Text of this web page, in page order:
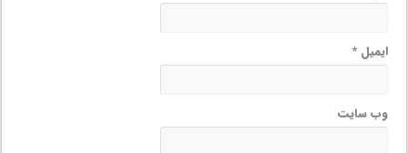
ایمیل*
وب‌ سایت